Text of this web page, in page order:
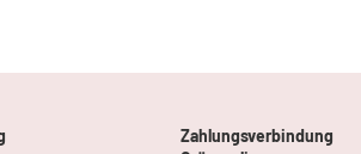
Zahlungsverbindung